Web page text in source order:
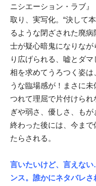
ニシエーション・ラブ
取り、実写化。“決して
るような閉ざされた廃
士が疑心暗鬼になりな
り広げられる、嘘とダ
相を求めてうろつく姿
うな臨場感が！まさに
つれて理屈で片付けら
ぎや弱さ、優しさ、も
終わった後には、今ま
たらされる。
言いたいけど、言えない
ンス。誰かにネタバレ